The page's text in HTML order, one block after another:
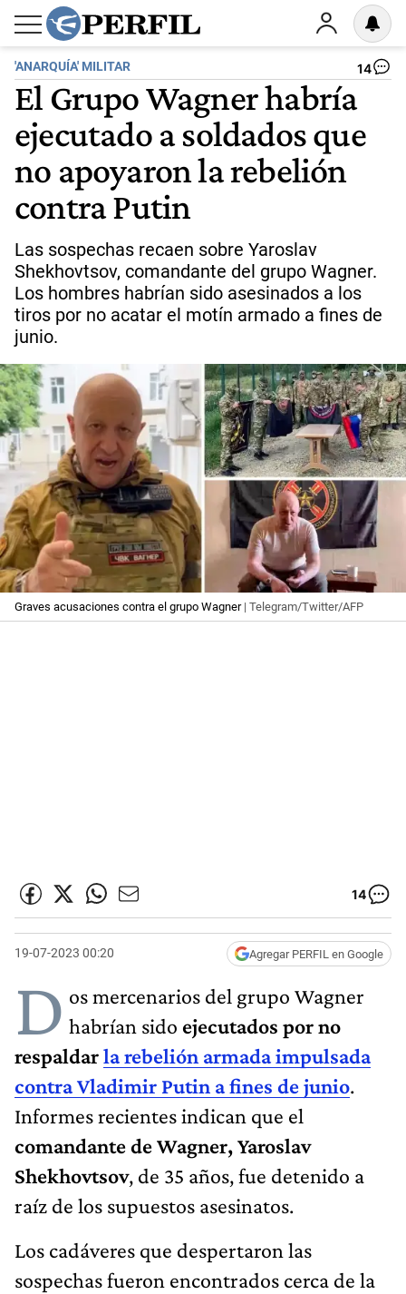
'ANARQUÍA' MILITAR 14
El Grupo Wagner habría
ejecutado a soldados que
no apoyaron la rebelión
contra Putin
Las sospechas recaen sobre Yaroslav
Shekhovtsov, comandante del grupo Wagner.
Los hombres habrían sido asesinados a los
tiros por no acatar el motín armado a fines de
junio.
Graves acusaciones contra el grupo Wagner| Telegram/Twitter/AFP
14
19-07-2023 00:20 Agregar PERFIL en Google
D os mercenarios del grupo Wagner
habrían sido ejecutados por no
respaldarla rebelión armada impulsada
contra Vladimir Putin a fines de junio.
Informes recientes indican que el
comandante de Wagner, Yaroslav
Shekhovtsov, de 35 años, fue detenido a
raíz de los supuestos asesinatos.
Los cadáveres que despertaron las
sospechas fueron encontrados cerca de la